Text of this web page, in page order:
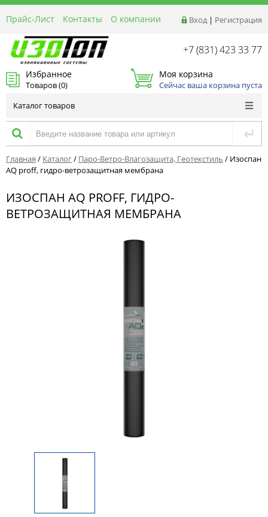
Вход | Регистрация
Прайс-Лист Контакты
О компании
Реквизиты
Доставка
Акции и Распродажи
Оптовым покупателям
+7 (831) 423 33 77
Избранное
Товаров (0)
Моя корзина
Сейчас ваша корзина пуста
Каталог товаров
Главная / Каталог/ Паро-Ветро-Влагозащита, Геотекстиль / Изоспан
АQ proff, гидро-ветрозащитная мембрана
ИЗОСПАН АQ PROFF, ГИДРО-
ВЕТРОЗАЩИТНАЯ МЕМБРАНА